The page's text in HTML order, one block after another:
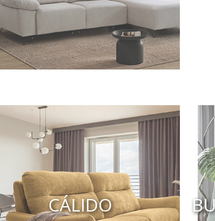
CÁLIDO